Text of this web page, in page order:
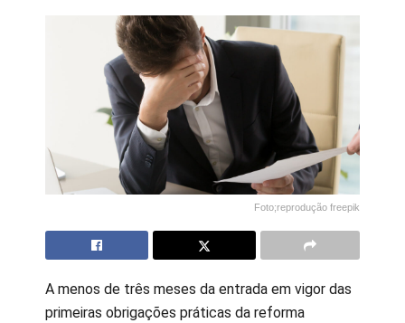
Foto;reprodução freepik
A menos de três meses da entrada em vigor das
primeiras obrigações práticas da reforma